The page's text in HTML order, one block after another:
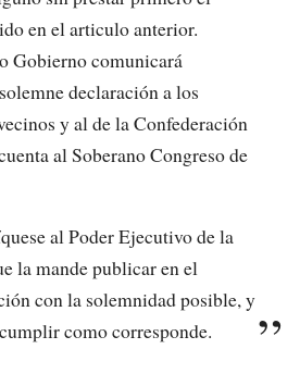
en el articulo anterior.
Gobierno comunicará
declaración a los
y al de la Confederación
al Soberano Congreso de
al Poder Ejecutivo de la
la mande publicar en el
con la solemnidad posible, y
como corresponde.